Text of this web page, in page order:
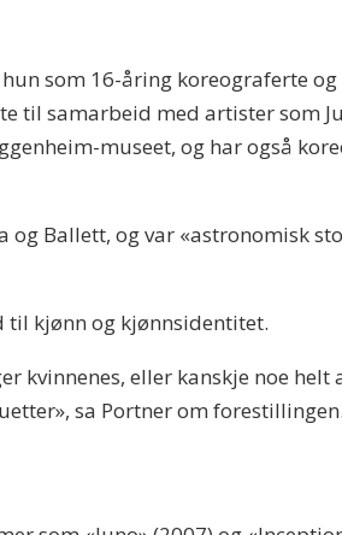
som 16-åring koreograferte
til samarbeid med artister som
museet, og har også
og Ballett, og var «astronomisk
til kjønn og kjønnsidentitet.
kvinnenes, eller kanskje noe helt
sa Portner om forestillingen.